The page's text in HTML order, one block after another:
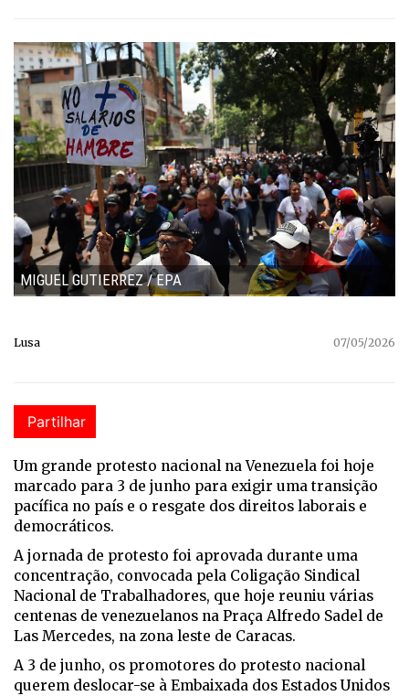
MIGUEL GUTIERREZ / EPA
Lusa 07/05/2026
Partilhar
Um grande protesto nacional na Venezuela foi hoje
marcado para 3 de junho para exigir uma transição
pacífica no país e o resgate dos direitos laborais e
democráticos.
A jornada de protesto foi aprovada durante uma
concentração, convocada pela Coligação Sindical
Nacional de Trabalhadores, que hoje reuniu várias
centenas de venezuelanos na Praça Alfredo Sadel de
Las Mercedes, na zona leste de Caracas.
A 3 de junho, os promotores do protesto nacional
querem deslocar-se à Embaixada dos Estados Unidos